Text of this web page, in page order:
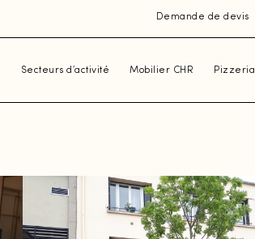
Demande de devis
Secteurs d’activité Mobilier CHR Pizzeria